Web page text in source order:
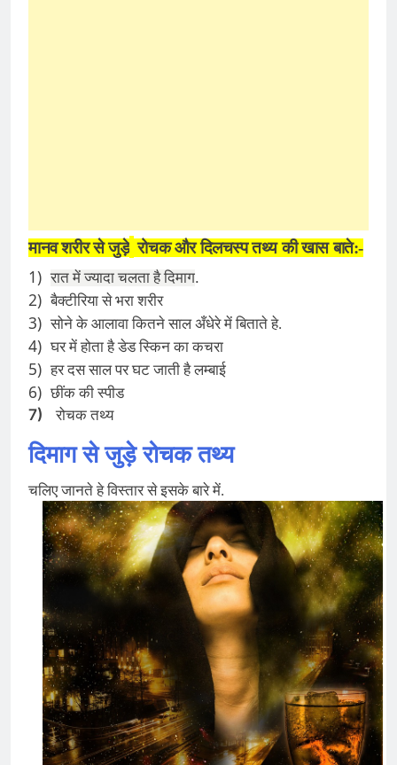
मानव शरीर से जुड़े रोचक और दिलचस्प तथ्य की खास बाते:-
1) रात में ज्यादा चलता है दिमाग.
2) बैक्टीरिया से भरा शरीर
3) सोने के आलावा कितने साल अँधेरे में बिताते हे.
4) घर में होता है डेड स्किन का कचरा
5) हर दस साल पर घट जाती है लम्बाई
6) छींक की स्पीड
7) रोचक तथ्य
दिमाग से जुड़े रोचक तथ्य
चलिए जानते हे विस्तार से इसके बारे में.